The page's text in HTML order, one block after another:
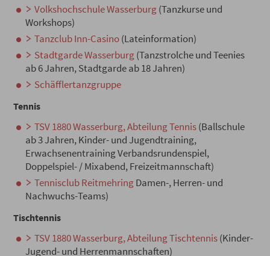
Volkshochschule Wasserburg(Tanzkurse und
Workshops)
Tanzclub Inn-Casino(Lateinformation)
Stadtgarde Wasserburg(Tanzstrolche und Teenies
ab 6 Jahren, Stadtgarde ab 18 Jahren)
Schäfflertanzgruppe
Tennis
TSV 1880 Wasserburg, Abteilung Tennis(Ballschule
ab 3 Jahren, Kinder- und Jugendtraining,
Erwachsenentraining Verbandsrundenspiel,
Doppelspiel- / Mixabend, Freizeitmannschaft)
Tennisclub ReitmehringDamen-, Herren- und
Nachwuchs-Teams)
Tischtennis
TSV 1880 Wasserburg, Abteilung Tischtennis(Kinder-
Jugend- und Herrenmannschaften)